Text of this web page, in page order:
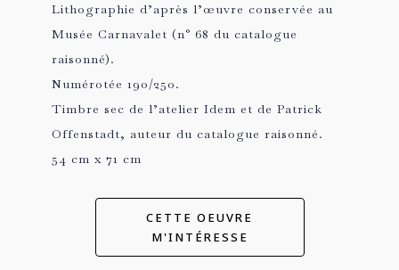
Lithographie d’après l’œuvre conservée au
Musée Carnavalet (n° 68 du catalogue
raisonné).
Numérotée 190/250.
Timbre sec de l’atelier Idem et de Patrick
Offenstadt, auteur du catalogue raisonné.
54 cm x 71 cm
CETTE OEUVRE
M'INTÉRESSE